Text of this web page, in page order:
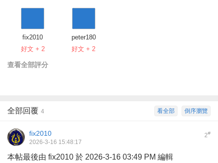
fix2010
好文 + 2
peter180
好文 + 2
查看全部評分
倒序瀏覽
看全部
全部回覆 4
2#
fix2010
2026-3-16 15:48:17
本帖最後由 fix2010 於 2026-3-16 03:49 PM 編輯